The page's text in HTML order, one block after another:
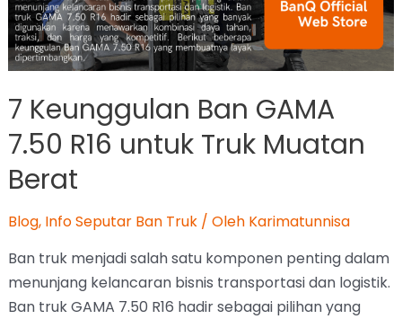
7 Keunggulan Ban GAMA
7.50 R16 untuk Truk Muatan
Berat
Blog, Info Seputar Ban Truk/ Oleh Karimatunnisa
Ban truk menjadi salah satu komponen penting dalam
menunjang kelancaran bisnis transportasi dan logistik.
Ban truk GAMA 7.50 R16 hadir sebagai pilihan yang